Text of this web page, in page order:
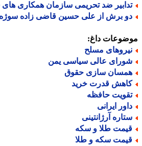
ضد تحریمی سازمان همکاری های
برش از علی حسین قاضی زاده سوژه
داغ:
مسلح
عالی سیاسی یمن
سازی حقوق
قدرت خرید
حافظه
ایرانی
آرژانتینی
طلا و سکه
سکه و طلا